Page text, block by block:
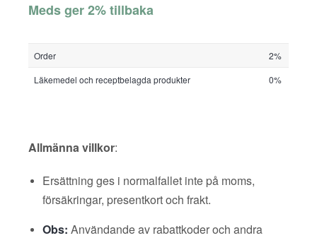
Meds ger 2% tillbaka
Order
2%
Läkemedel och receptbelagda produkter
0%
Allmänna villkor:
Ersättning ges i normalfallet inte på moms,
försäkringar, presentkort och frakt.
Obs: Användande av rabattkoder och andra